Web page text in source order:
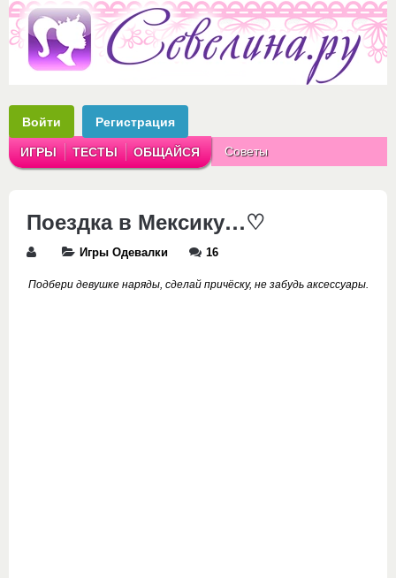
Войти Регистрация
ИГРЫ ТЕСТЫ ОБЩАЙСЯ Советы
Поездка в Мексику…♡
Игры Одевалки 16
Подбери девушке наряды, сделай причёску, не забудь аксессуары.